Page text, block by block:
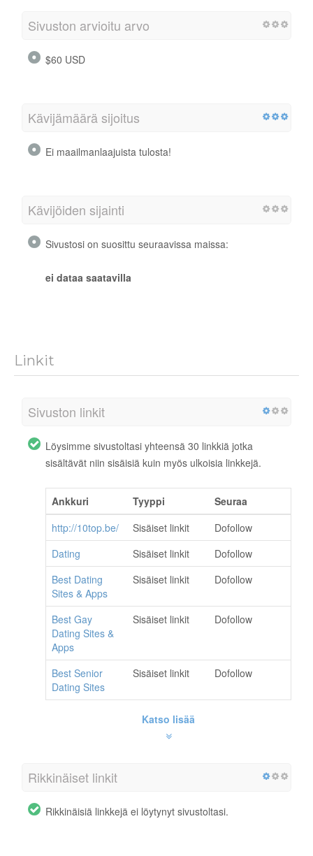
Sivuston arvioitu arvo
$60 USD
Kävijämäärä sijoitus
Ei maailmanlaajuista tulosta!
Kävijöiden sijainti
Sivustosi on suosittu seuraavissa maissa:
ei dataa saatavilla
Linkit
Sivuston linkit
Löysimme sivustoltasi yhteensä 30 linkkiä jotka
sisältävät niin sisäisiä kuin myös ulkoisia linkkejä.
Ankkuri Tyyppi
Seuraa
http://10top.be/
Sisäiset linkit
Dofollow
Dating
Sisäiset linkit
Dofollow
Best Dating
Sites & Apps
Sisäiset linkit Dofollow
Best Gay
Dating Sites &
Apps
Sisäiset linkit Dofollow
Best Senior
Dating Sites
Sisäiset linkit Dofollow
Katso lisää
Rikkinäiset linkit
Rikkinäisiä linkkejä ei löytynyt sivustoltasi.